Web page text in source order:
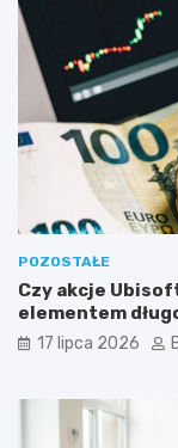
POZOSTAŁE
Czy akcje
elementem
17 lipca 2026